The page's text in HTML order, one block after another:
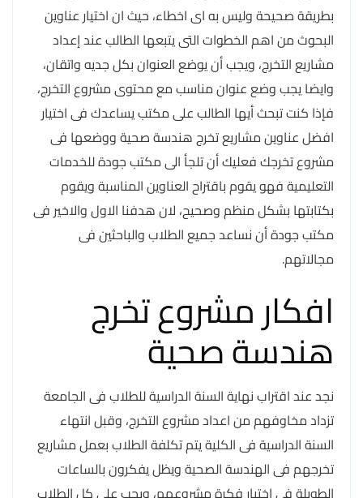
بطريقة صحيحة وليس به اى اخطاء، حيث ان اختيار عناوين
البحوث من اهم الخطوات التى يتبعها الطالب عند إعداد
مشاريع التخرج، ويجب أن يوضع العنوان بكل جديه واتقان،
وايضا يجب وضع عنوان مناسب مع محتوى مشروع التخرج،
فإذا كنت تبحث أيها الطالب على مكتب يساعدك فى اختيار
افضل عناوين مشاريع تخرج هندسة صحية ووضعها فى
مشروع تخرجك فعليك أن تلجأ الى مكتب جودة للخدمات
التعليمية فهو يقوم باقتراح العناوين المناسبة ويقوم
بكتابتها بشكل منظم وصحيح، لان هدفنا الاول والاخير فى
مكتب جودة أن نساعد جميع الطلاب والباحثين فى
مجالاتهم.
افكار مشروع تخرج
هندسة صحية
نجد عند اقتراب نهاية السنة الدراسية للطلاب فى الجامعة
تزداد مخاوفهم من اعداد مشروع التخرج، وقبل انتهاء
السنة الدراسية فى الكلية يتم تكلفة الطلاب بعمل مشاريع
تخرجهم فى الهندسة الصحية ويظل يفكرون بالساعات
الطويلة فى اختيار فكرة مشروعهم، ويجب على كل الطلاب